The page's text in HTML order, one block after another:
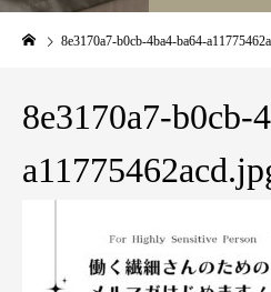
8e3170a7-b0cb-4ba4-ba64-
8e3170a7-b0cb-